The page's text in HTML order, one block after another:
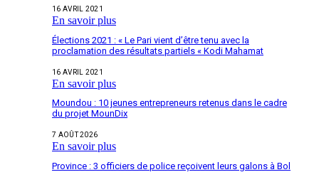
16 AVRIL 2021
En savoir plus
Élections 2021 : « Le Pari vient d’être tenu avec la
proclamation des résultats partiels « Kodi Mahamat
16 AVRIL 2021
En savoir plus
Moundou : 10 jeunes entrepreneurs retenus dans le cadre
du projet MounDix
7 AOÛT 2026
En savoir plus
Province : 3 officiers de police reçoivent leurs galons à Bol